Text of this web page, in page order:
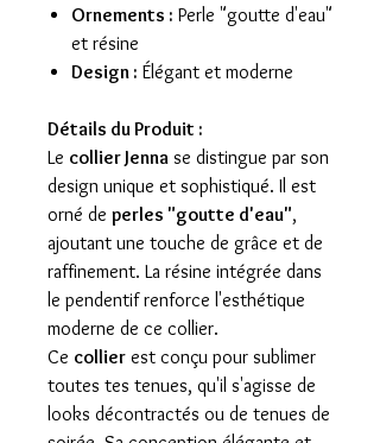
Ornements : Perle "goutte d'eau"
et résine
Design : Élégant et moderne
Détails du Produit :
Le collier Jenna se distingue par son
design unique et sophistiqué. Il est
orné de perles "goutte d'eau",
ajoutant une touche de grâce et de
raffinement. La résine intégrée dans
le pendentif renforce l'esthétique
moderne de ce collier.
Ce collier est conçu pour sublimer
toutes tes tenues, qu'il s'agisse de
looks décontractés ou de tenues de